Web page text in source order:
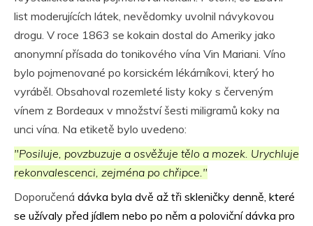
list moderujících látek, nevědomky uvolnil návykovou
drogu. V roce 1863 se kokain dostal do Ameriky jako
anonymní přísada do tonikového vína Vin Mariani. Víno
bylo pojmenované po korsickém lékárníkovi, který ho
vyráběl. Obsahoval rozemleté listy koky s červeným
vínem z Bordeaux v množství šesti miligramů koky na
unci vína. Na etiketě bylo uvedeno:
"Posiluje, povzbuzuje a osvěžuje tělo a mozek. Urychluje
rekonvalescenci, zejména po chřipce."
Doporučená dávka byla dvě až tři skleničky denně, které
se užívaly před jídlem nebo po něm a poloviční dávka pro